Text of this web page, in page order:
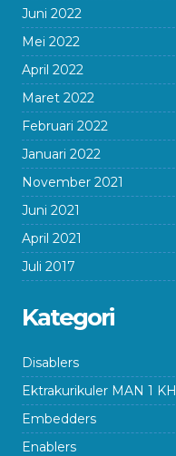
Juni 2022
Mei 2022
April 2022
Maret 2022
Februari 2022
Januari 2022
November 2021
Juni 2021
April 2021
Juli 2017
Kategori
Disablers
Ektrakurikuler MAN 1 KH
Embedders
Enablers